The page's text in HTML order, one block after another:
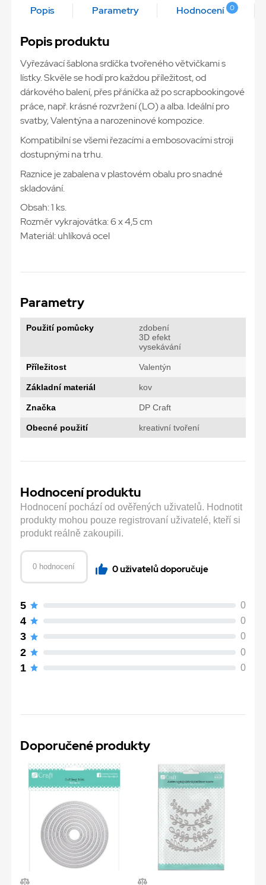
Popis Parametry Hodnocení 0
Popis produktu
Vyřezávací šablona srdíčka tvořeného větvičkami s
lístky. Skvěle se hodí pro každou příležitost, od
dárkového balení, přes přáníčka až po scrapbookingové
práce, např. krásné rozvržení (LO) a alba. Ideální pro
svatby, Valentýna a narozeninové kompozice.
Kompatibilní se všemi řezacími a embosovacími stroji
dostupnými na trhu.
Raznice je zabalena v plastovém obalu pro snadné
skladování.
Obsah: 1 ks.
Rozměr vykrajovátka: 6 x 4,5 cm
Materiál: uhlíková ocel
Parametry
Použití pomůcky
zdobení
3D efekt
vysekávání
Příležitost Valentýn
Základní materiál kov
Značka DP Craft
Obecné použití kreativní tvoření
Hodnocení produktu
Hodnocení pochází od ověřených uživatelů. Hodnotit
produkty mohou pouze registrovaní uživatelé, kteří si
produkt reálně zakoupili.
0 hodnocení 0 uživatelů doporučuje
5 0
4 0
3 0
2 0
1 0
Doporučené produkty